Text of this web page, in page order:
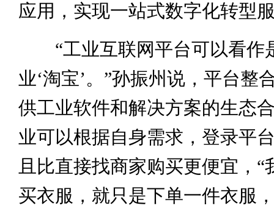
应用，实现一站式数字化转型
“工业互联网平台可以看作
业‘淘宝’。”孙振州说，平台整
供工业软件和解决方案的生态
业可以根据自身需求，登录平
且比直接找商家购买更便宜，“
买衣服，就只是下单一件衣服